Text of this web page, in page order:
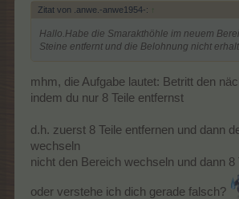
Zitat von .anwe.-anwe1954-: ↑
Hallo.Habe die Smarakthöhle im neuem
Steine entfernt und die Belohnung nicht
mhm, die Aufgabe lautet: Betritt den
indem du nur 8 Teile entfernst
d.h. zuerst 8 Teile entfernen und dann
wechseln
nicht den Bereich wechseln und dann 8
oder verstehe ich dich gerade falsch?